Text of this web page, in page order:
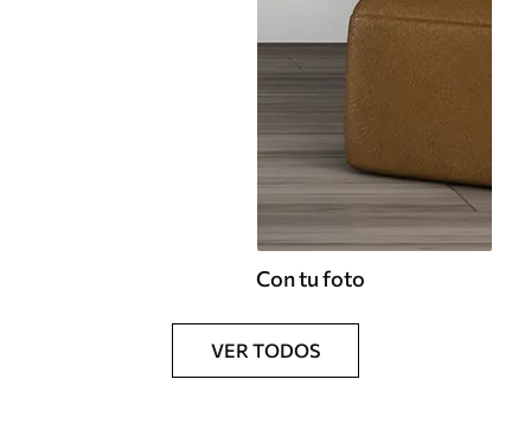
Con tu foto
VER TODOS